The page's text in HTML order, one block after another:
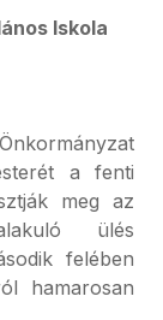
Iskola
a fenti
meg az
ülés
felében
hamarosan